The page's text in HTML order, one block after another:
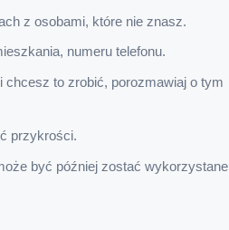
z osobami, które nie znasz.
numeru telefonu.
chcesz to zrobić, porozmawiaj o tym
przykrości.
być później zostać wykorzystane